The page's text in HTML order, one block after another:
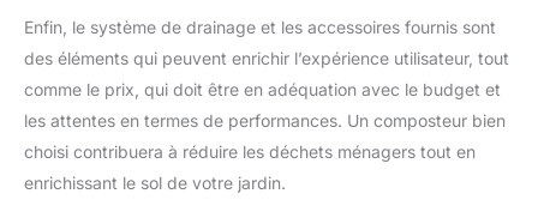
Enfin, le système de drainage et les accessoires fournis sont
des éléments qui peuvent enrichir l’expérience utilisateur, tout
comme le prix, qui doit être en adéquation avec le budget et
les attentes en termes de performances. Un composteur bien
choisi contribuera à réduire les déchets ménagers tout en
enrichissant le sol de votre jardin.